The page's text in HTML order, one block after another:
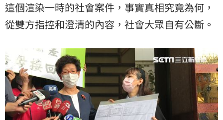
這個渲染一時的社會案件，事實真相究竟為何，
從雙方指控和澄清的內容，社會大眾自有公斷。